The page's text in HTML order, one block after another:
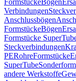
FormstückeBögen
Verbindungen
Anschlussbögen
FormstückeBögen
Formstücke
Steckverbindungen
PERohreFormstücke
SuperTube
andere Werkstoffe